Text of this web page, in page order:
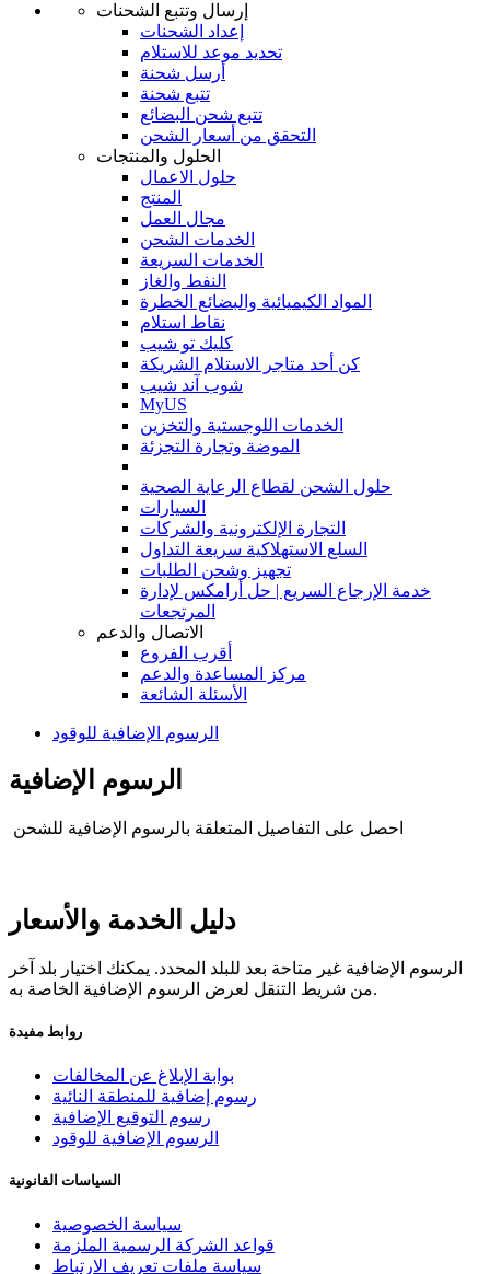
إرسال وتتبع الشحنات
إعداد الشحنات
تحديد موعد للاستلام
أرسل شحنة
تتبع شحنة
تتبع شحن البضائع
التحقق من أسعار الشحن
الحلول والمنتجات
حلول الاعمال
المنتج
مجال العمل
الخدمات الشحن
الخدمات السريعة
النفط والغاز
المواد الكيميائية والبضائع الخطرة
نقاط استلام
كليك تو شيب
كن أحد متاجر الاستلام الشريكة
شوب آند شيب
MyUS
الخدمات اللوجستية والتخزين
الموضة وتجارة التجزئة
حلول الشحن لقطاع الرعاية الصحية
السيارات
التجارة الإلكترونية والشركات
السلع الاستهلاكية سريعة التداول
تجهيز وشحن الطلبات
خدمة الإرجاع السريع | حل أرامكس لإدارة
المرتجعات
الاتصال والدعم
أقرب الفروع
مركز المساعدة والدعم
الأسئلة الشائعة
الرسوم الإضافية للوقود
احصل على التفاصيل المتعلقة بالرسوم الإضافية للشحن
دليل الخدمة والأسعار
الرسوم الإضافية غير متاحة بعد للبلد المحدد. يمكنك اختيار بلد آخر
من شريط التنقل لعرض الرسوم الإضافية الخاصة به.
روابط مفيدة
بوابة الإبلاغ عن المخالفات
رسوم إضافية للمنطقة النائية
رسوم التوقيع الإضافية
الرسوم الإضافية للوقود
السياسات القانونية
سياسة الخصوصية
قواعد الشركة الرسمية الملزمة
سياسة ملفات تعريف الارتباط